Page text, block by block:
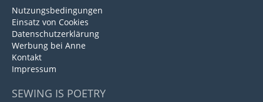
Nutzungsbedingungen
Einsatz von Cookies
Datenschutzerklärung
Werbung bei Anne
Kontakt
Impressum
SEWING IS POETRY